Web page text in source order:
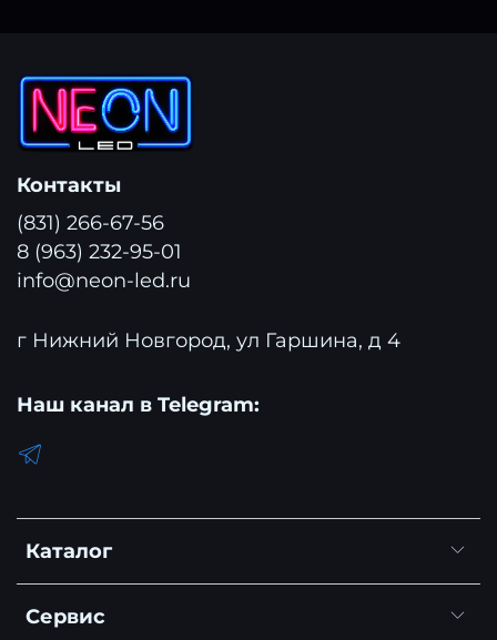
Каталог
Сервис
Контакты
(831) 266-67-56
8 (963) 232-95-01
info@neon-led.ru
г Нижний Новгород, ул Гаршина, д 4
Наш канал в Telegram: